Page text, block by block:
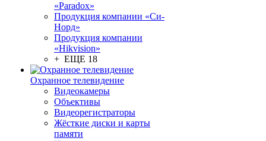
«Paradox»
Продукция компании «Си-
Норд»
Продукция компании
«Hikvision»
+ ЕЩЕ 18
Охранное телевидение
Видеокамеры
Объективы
Видеорегистраторы
Жёсткие диски и карты
памяти